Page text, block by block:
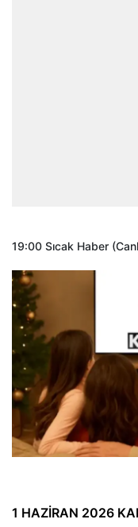
19:00 Sıcak Haber
1 HAZİRAN 2026